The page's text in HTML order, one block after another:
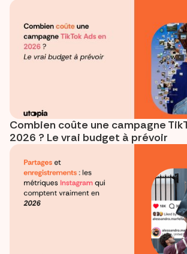
Combien coûte une campagne
2026 ? Le vrai budget à prévoir